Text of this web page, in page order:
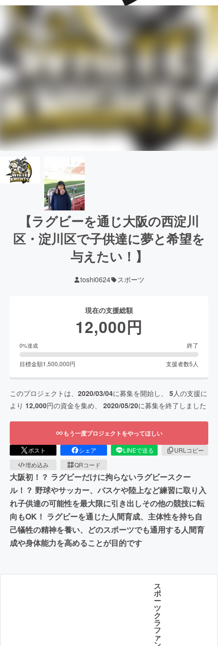
【ラグビーを通じ大阪の西淀川
区・淀川区で子供達に夢と希望を
与えたい！】
toshi0624 スポーツ
現在の支援総額
12,000円
0%達成 終了
目標金額1,500,000円 支援者数5 人
このプロジェクトは、 2020/03/04に募集を開始し、 5人の支援に
より 12,000円の資金を集め、 2020/05/20に募集を終了しました
もう一度プロジェクトをやってほしい
ポスト シェア LINEで送る
URLコピー
埋め込み
QRコード
大阪初！？ ラグビーだけに拘らないラグビースクー
ル！？ 野球やサッカー、バスケや陸上など練習に取り入
れ子供達の可能性を最大限に引き出しその他の競技に転
向もOK！ ラグビーを通じた人間育成、主体性を持ち自
己犠牲の精神を養い、どのスポーツでも通用する人間育
成や身体能力を高めることが目的です
ス
ポ
ー
ツ
ク
ラ
フ
ァ